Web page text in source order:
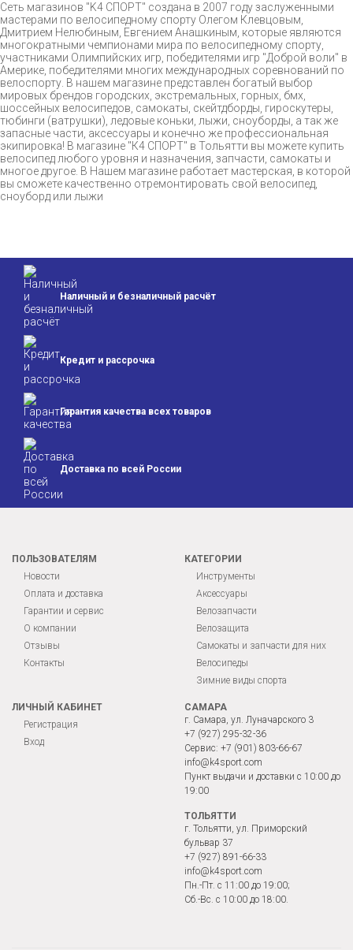
Сеть магазинов "K4 СПОРТ" создана в 2007 году заслуженными
мастерами по велосипедному спорту Олегом Клевцовым,
Дмитрием Нелюбиным, Евгением Анашкиным, которые являются
многократными чемпионами мира по велосипедному спорту,
участниками Олимпийских игр, победителями игр "Доброй воли" в
Америке, победителями многих международных соревнований по
велоспорту. В нашем магазине представлен богатый выбор
мировых брендов городских, экстремальных, горных, бмх,
шоссейных велосипедов, самокаты, скейтдборды, гироскутеры,
тюбинги (ватрушки), ледовые коньки, лыжи, сноуборды, а так же
запасные части, аксессуары и конечно же профессиональная
экипировка! В магазине "К4 СПОРТ" в Тольятти вы можете купить
велосипед любого уровня и назначения, запчасти, самокаты и
многое другое. В Нашем магазине работает мастерская, в которой
вы сможете качественно отремонтировать свой велосипед,
сноуборд или лыжи
Наличный и безналичный расчёт
Кредит и рассрочка
Гарантия качества всех товаров
Доставка по всей России
ПОЛЬЗОВАТЕЛЯМ
Новости
Оплата и доставка
Гарантии и сервис
О компании
Отзывы
Контакты
КАТЕГОРИИ
Инструменты
Аксессуары
Велозапчасти
Велозащита
Самокаты и запчасти для них
Велосипеды
Зимние виды спорта
ЛИЧНЫЙ КАБИНЕТ
Регистрация
Вход
САМАРА
г. Самара, ул. Луначарского 3
+7 (927) 295-32-36
Сервис: +7 (901) 803-66-67
info@k4sport.com
Пункт выдачи и доставки с 10:00 до
19:00
ТОЛЬЯТТИ
г. Тольятти, ул. Приморский
бульвар 37
+7 (927) 891-66-33
info@k4sport.com
Пн.-Пт. с 11:00 до 19:00;
Сб.-Вс. с 10:00 до 18:00.